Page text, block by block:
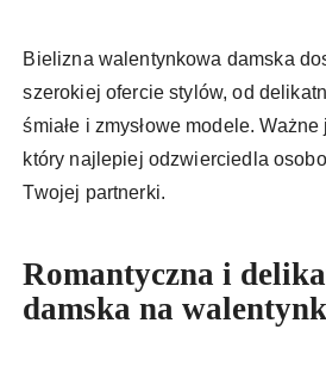
Bielizna walentynkowa damska
szerokiej ofercie stylów, od
śmiałe i zmysłowe modele.
który najlepiej odzwierciedla
Twojej partnerki.
Romantyczna i
damska na